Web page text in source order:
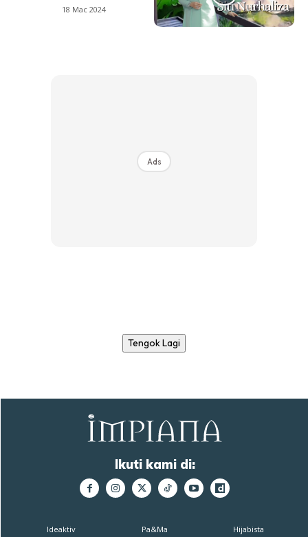
18 Mac 2024
Ads
Tengok Lagi
Ikuti kami di:
Ideaktiv Pa&Ma Hijabista